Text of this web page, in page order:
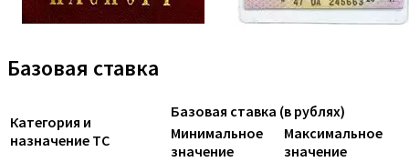
Базовая ставка
Категория и
назначение ТС
Базовая ставка (в рублях)
Минимальное
значение
Максимальное
значение